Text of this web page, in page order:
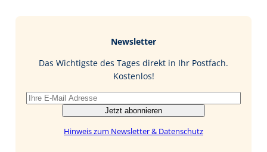
I
Newsletter
Das Wichtigste des Tages direkt in Ihr Postfach.
Kostenlos!
Jetzt abonnieren
Hinweis zum Newsletter & Datenschutz